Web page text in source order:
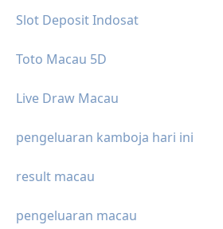
Slot Deposit Indosat
Toto Macau 5D
Live Draw Macau
pengeluaran kamboja hari ini
result macau
pengeluaran macau